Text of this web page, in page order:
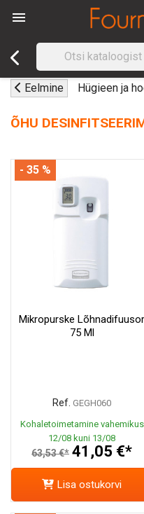

Eelmine Hügieen ja
ÕHU
Mikropurske Lõhnadifuusor
75 Ml
Ref. GEGH060
Kohaletoimetamine vahemikus
12/08 kuni 13/08
63,53 €* 41,05 €*
- 35 %
Lisa ostukorvi